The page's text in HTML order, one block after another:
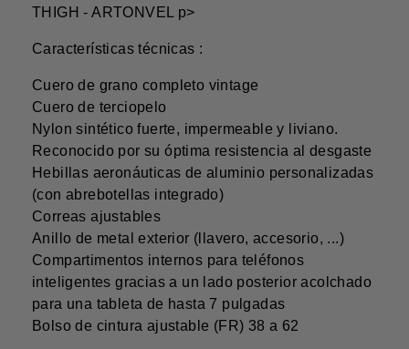
THIGH - ARTONVEL p>
Características técnicas :
Cuero de grano completo vintage
Cuero de terciopelo
Nylon sintético fuerte, impermeable y liviano.
Reconocido por su óptima resistencia al desgaste
Hebillas aeronáuticas de aluminio personalizadas
(con abrebotellas integrado)
Correas ajustables
Anillo de metal exterior (llavero, accesorio, ...)
Compartimentos internos para teléfonos
inteligentes gracias a un lado posterior acolchado
para una tableta de hasta 7 pulgadas
Bolso de cintura ajustable (FR) 38 a 62